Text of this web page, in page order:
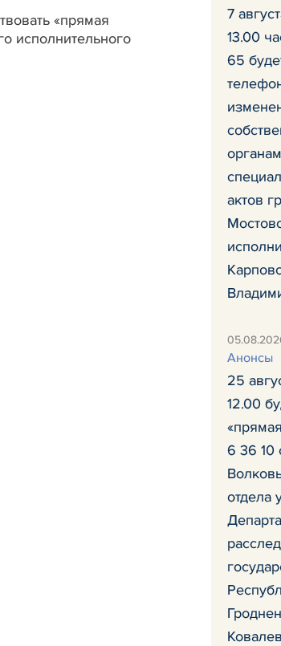
«прямая
исполнительного
7
13.00
65
актов
Анонсы
25
12.00
6 36 10
отдела